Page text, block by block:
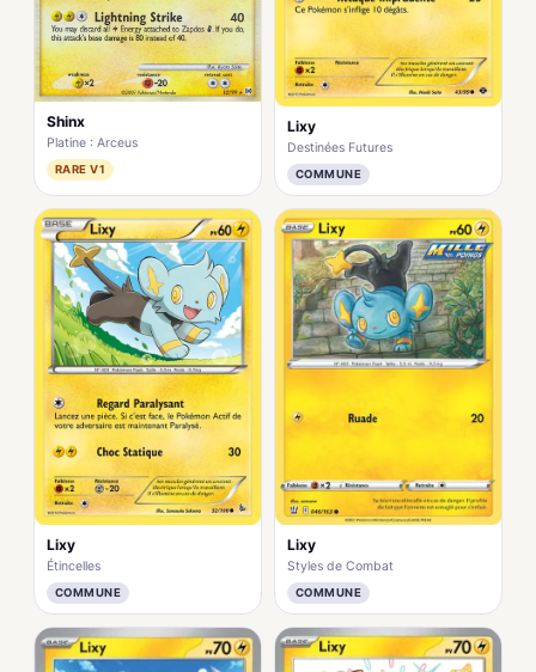
Shinx
Platine : Arceus
RARE V1
Lixy
Destinées Futures
COMMUNE
Lixy
Étincelles
COMMUNE
Lixy
Styles de Combat
COMMUNE